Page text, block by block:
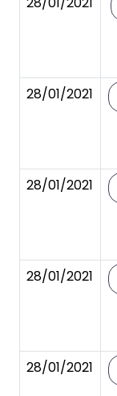
28/01/2021
28/01/2021
28/01/2021
28/01/2021